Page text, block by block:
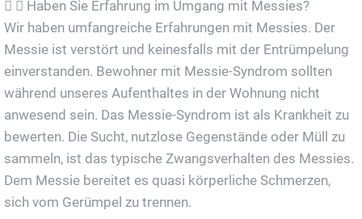
Haben Sie Erfahrung im Umgang mit Messies?
Wir haben umfangreiche Erfahrungen mit Messies. Der
Messie ist verstört und keinesfalls mit der Entrümpelung
einverstanden. Bewohner mit Messie-Syndrom sollten
während unseres Aufenthaltes in der Wohnung nicht
anwesend sein. Das Messie-Syndrom ist als Krankheit zu
bewerten. Die Sucht, nutzlose Gegenstände oder Müll zu
sammeln, ist das typische Zwangsverhalten des Messies.
Dem Messie bereitet es quasi körperliche Schmerzen,
sich vom Gerümpel zu trennen.